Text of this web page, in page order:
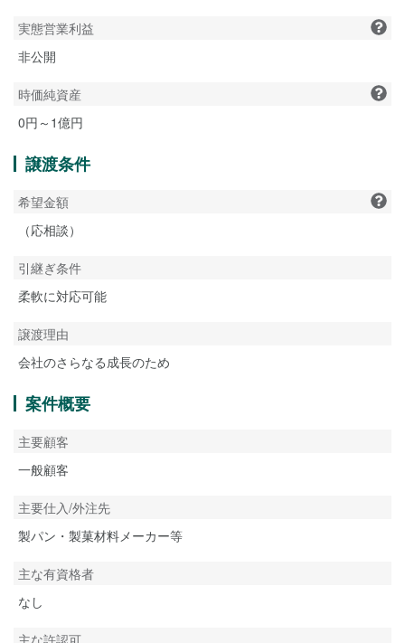
実態営業利益
非公開
時価純資産
0円～1億円
譲渡条件
希望金額
（応相談）
引継ぎ条件
柔軟に対応可能
譲渡理由
会社のさらなる成長のため
案件概要
主要顧客
一般顧客
主要仕入/外注先
製パン・製菓材料メーカー等
主な有資格者
なし
主な許認可